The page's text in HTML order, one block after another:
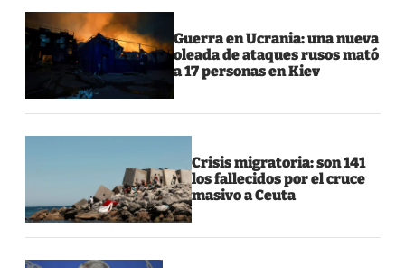
Guerra en Ucrania: una nueva
oleada de ataques rusos mató
a 17 personas en Kiev
Crisis migratoria: son 141
los fallecidos por el cruce
masivo a Ceuta